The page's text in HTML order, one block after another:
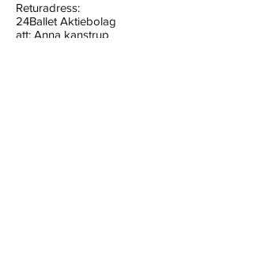
Returadress:
24Ballet Aktiebolag
att: Anna kanstrup